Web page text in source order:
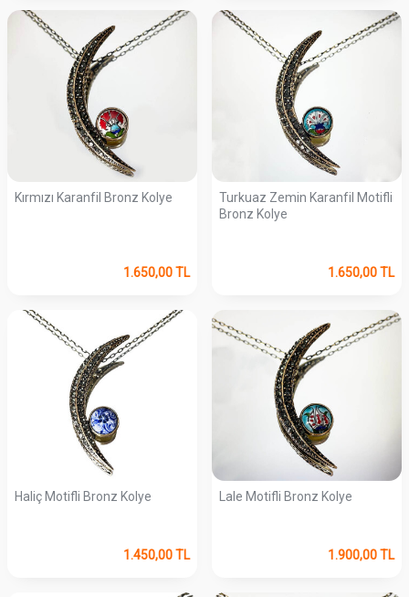
Kırmızı Karanfil Bronz Kolye
1.650,00TL
Turkuaz Zemin Karanfil Motifli
Bronz Kolye
1.650,00TL
Haliç Motifli Bronz Kolye
1.450,00TL
Lale Motifli Bronz Kolye
1.900,00TL